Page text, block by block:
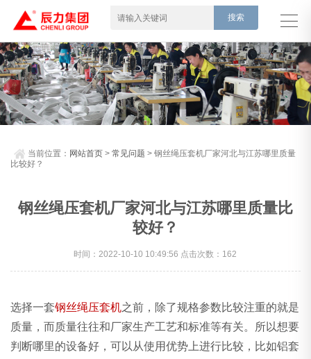
当前位置： 网站首页 >常见问题 > 钢丝绳压套机厂家河北与江苏哪里质量
比较好？
钢丝绳压套机厂家河北与江苏哪里质量比
较好？
时间：2022-10-10 10:49:56 点击次数：162
选择一套钢丝绳压套机之前，除了规格参数比较注重的就是
质量，而质量往往和厂家生产工艺和标准等有关。所以想要
判断哪里的设备好，可以从使用优势上进行比较，比如铝套